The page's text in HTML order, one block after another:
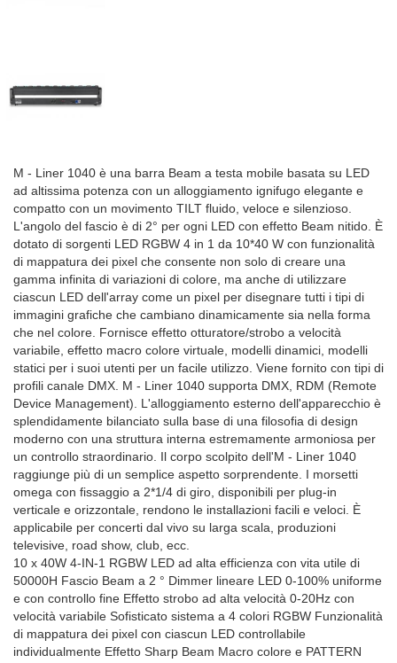
M - Liner 1040 è una barra Beam a testa mobile basata su LED
ad altissima potenza con un alloggiamento ignifugo elegante e
compatto con un movimento TILT fluido, veloce e silenzioso.
L'angolo del fascio è di 2° per ogni LED con effetto Beam nitido. È
dotato di sorgenti LED RGBW 4 in 1 da 10*40 W con funzionalità
di mappatura dei pixel che consente non solo di creare una
gamma infinita di variazioni di colore, ma anche di utilizzare
ciascun LED dell'array come un pixel per disegnare tutti i tipi di
immagini grafiche che cambiano dinamicamente sia nella forma
che nel colore. Fornisce effetto otturatore/strobo a velocità
variabile, effetto macro colore virtuale, modelli dinamici, modelli
statici per i suoi utenti per un facile utilizzo. Viene fornito con tipi di
profili canale DMX. M - Liner 1040 supporta DMX, RDM (Remote
Device Management). L'alloggiamento esterno dell'apparecchio è
splendidamente bilanciato sulla base di una filosofia di design
moderno con una struttura interna estremamente armoniosa per
un controllo straordinario. Il corpo scolpito dell'M - Liner 1040
raggiunge più di un semplice aspetto sorprendente. I morsetti
omega con fissaggio a 2*1/4 di giro, disponibili per plug-in
verticale e orizzontale, rendono le installazioni facili e veloci. È
applicabile per concerti dal vivo su larga scala, produzioni
televisive, road show, club, ecc.
10 x 40W 4-IN-1 RGBW LED ad alta efficienza con vita utile di
50000H Fascio Beam a 2 ° Dimmer lineare LED 0-100% uniforme
e con controllo fine Effetto strobo ad alta velocità 0-20Hz con
velocità variabile Sofisticato sistema a 4 colori RGBW Funzionalità
di mappatura dei pixel con ciascun LED controllabile
individualmente Effetto Sharp Beam Macro colore e PATTERN